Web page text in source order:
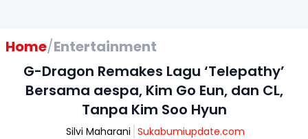
Home/Entertainment
G-Dragon Remakes Lagu ‘Telepathy’
Bersama aespa, Kim Go Eun, dan CL,
Tanpa Kim Soo Hyun
Silvi Maharani Sukabumiupdate.com